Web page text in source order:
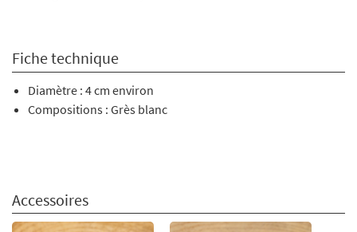
Fiche technique
Diamètre : 4 cm environ
Compositions : Grès blanc
Accessoires